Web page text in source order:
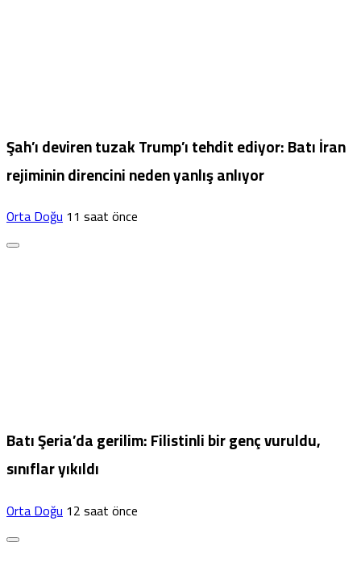
Şah’ı deviren tuzak Trump’ı tehdit ediyor: Batı İran
rejiminin direncini neden yanlış anlıyor
Orta Doğu11 saat önce
Batı Şeria’da gerilim: Filistinli bir genç vuruldu,
sınıflar yıkıldı
Orta Doğu12 saat önce